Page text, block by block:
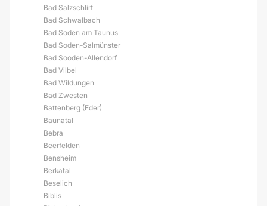
Bad Salzschlirf
Bad Schwalbach
Bad Soden am Taunus
Bad Soden-Salmünster
Bad Sooden-Allendorf
Bad Vilbel
Bad Wildungen
Bad Zwesten
Battenberg (Eder)
Baunatal
Bebra
Beerfelden
Bensheim
Berkatal
Beselich
Biblis